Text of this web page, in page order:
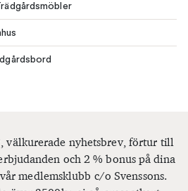
välkurerade nyhetsbrev, förtur till
och 2 % bonus på dina
medlemsklubb c/o Svenssons.